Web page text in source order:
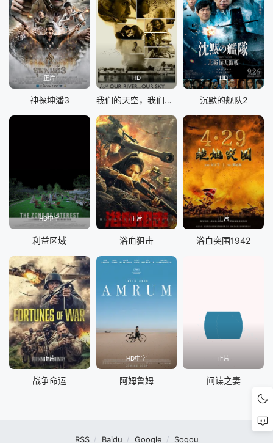
正片
神探坤潘3
HD
我们的天空，我们的河
HD
沉默的舰队2
HD中字
利益区域
正片
浴血狙击
正片
浴血突围1942
正片
战争命运
HD中字
阿姆鲁姆
正片
间谍之妻
RSS Baidu Google Sogou